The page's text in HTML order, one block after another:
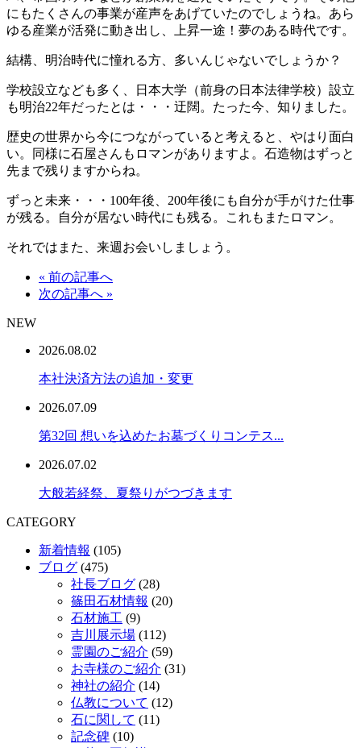
にもたくさんの事業が産声をあげていたのでしょうね。あら
ゆる産業が活発に動き出し、上昇一途！夢のある時代です。
結構、明治時代に憧れる方、多いんじゃないでしょうか？
学校設立なども多く、日本大学（前身の日本法律学校）設立
も明治22年だったとは・・・迂闊。たった今、知りました。
歴史の世界から今につながっていると考えると、やはり面白
い。同様に石屋さんもロマンがありますよ。石造物はずっと
先まで残りますからね。
ずっと未来・・・100年後、200年後にも自分が手がけた仕事
が残る。自分が居ない時代にも残る。これもまたロマン。
それではまた、来週お会いしましょう。
« 前の記事へ
次の記事へ »
NEW
2026.08.02
本社決済方法の追加・変更
2026.07.09
第32回 想いを込めたお墓づくりコンテス...
2026.07.02
大般若経祭、夏祭りがつづきます
CATEGORY
新着情報 (105)
ブログ (475)
社長ブログ (28)
篠田石材情報 (20)
石材施工 (9)
吉川展示場 (112)
霊園のご紹介 (59)
お寺様のご紹介 (31)
神社の紹介 (14)
仏教について (12)
石に関して (11)
記念碑 (10)